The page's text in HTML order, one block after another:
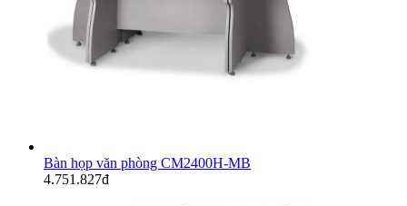
Bàn họp văn phòng CM2400H-MB
4.751.827đ